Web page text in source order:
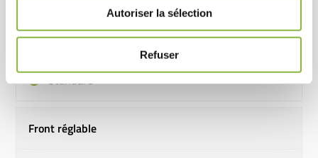
Autoriser la sélection
Refuser
Protection en caoutchoucavant et arrière
Standard
Front réglable